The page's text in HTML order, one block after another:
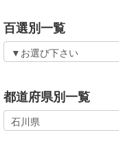
百選別一覧
都道府県別一覧